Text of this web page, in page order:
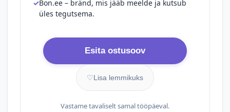
Bon.ee – bränd, mis jääb meelde ja kutsub
üles tegutsema.
Esita ostusoov
♡Lisa lemmikuks
Vastame tavaliselt samal tööpäeval.